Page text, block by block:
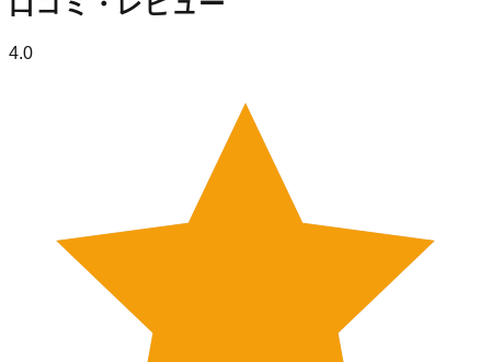
4.0